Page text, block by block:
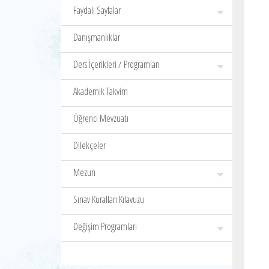
Faydalı Sayfalar
Danışmanlıklar
Ders İçerikleri / Programları
Akademik Takvim
Öğrenci Mevzuatı
Dilekçeler
Mezun
Sınav Kuralları Kılavuzu
Değişim Programları